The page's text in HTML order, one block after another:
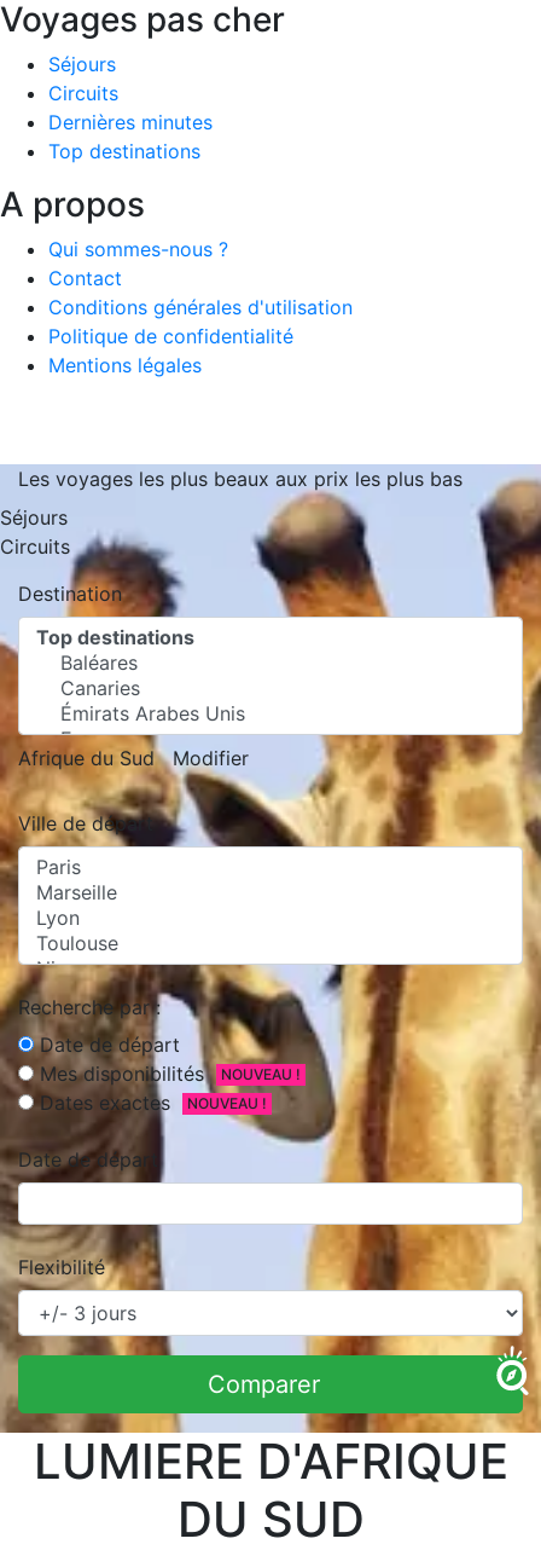
Voyages pas cher
Séjours
Circuits
Dernières minutes
Top destinations
A propos
Qui sommes-nous ?
Contact
Conditions générales d'utilisation
Politique de confidentialité
Mentions légales
Les voyages les plus beaux aux prix les plus bas
Séjours
Circuits
Destination
Afrique du Sud Modifier
Ville de départ
Recherche par :
Date de départ
Mes disponibilités
NOUVEAU !
Dates exactes NOUVEAU !
Date de départ
Flexibilité
Comparer
LUMIERE D'AFRIQUE
DU SUD